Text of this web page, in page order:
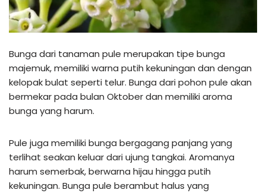
Bunga dari tanaman pule merupakan tipe bunga
majemuk, memiliki warna putih kekuningan dan dengan
kelopak bulat seperti telur. Bunga dari pohon pule akan
bermekar pada bulan Oktober dan memiliki aroma
bunga yang harum.
Pule juga memiliki bunga bergagang panjang yang
terlihat seakan keluar dari ujung tangkai. Aromanya
harum semerbak, berwarna hijau hingga putih
kekuningan. Bunga pule berambut halus yang